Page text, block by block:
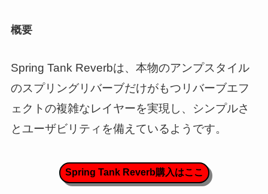
概要
Spring Tank Reverbは、本物のアンプスタイル
のスプリングリバーブだけがもつリバーブエフ
ェクトの複雑なレイヤーを実現し、シンプルさ
とユーザビリティを備えているようです。
Spring Tank Reverb購入はここ